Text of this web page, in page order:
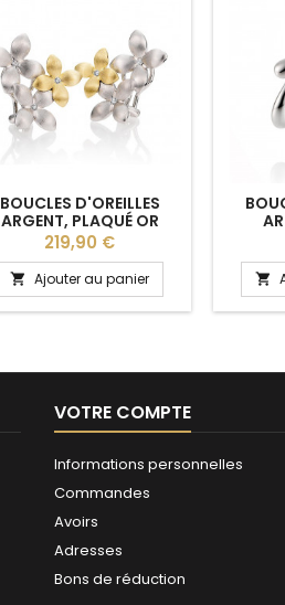
BOUCLES D'OREILLES
ARGENT, PLAQUÉ OR
JAUNE ET SAPHIRS
BLANCS BREUNING
Prix
219,90 €
 Ajouter au panier 
VOTRE COMPTE
Informations personnelles
Commandes
Avoirs
Adresses
Bons de réduction